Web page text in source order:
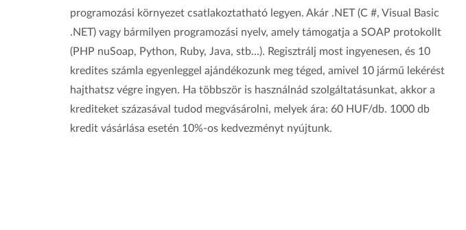
programozási környezet csatlakoztatható legyen. Akár .NET (C #, Visual Basic
.NET) vagy bármilyen programozási nyelv, amely támogatja a SOAP protokollt
(PHP nuSoap, Python, Ruby, Java, stb...). Regisztrálj most ingyenesen, és 10
kredites számla egyenleggel ajándékozunk meg téged, amivel 10 jármű lekérést
hajthatsz végre ingyen. Ha többször is használnád szolgáltatásunkat, akkor a
krediteket százasával tudod megvásárolni, melyek ára: 60 HUF/db. 1000 db
kredit vásárlása esetén 10%-os kedvezményt nyújtunk.